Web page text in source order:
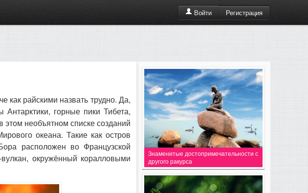
Войти Регистрация
как райскими назвать трудно. Да,
горные пики Тибета,
необъятном списке созданий
океана. Такие как остров
расположен во Французской
окружённый коралловыми
Знаменитые достопримечательности с
другого ракурса